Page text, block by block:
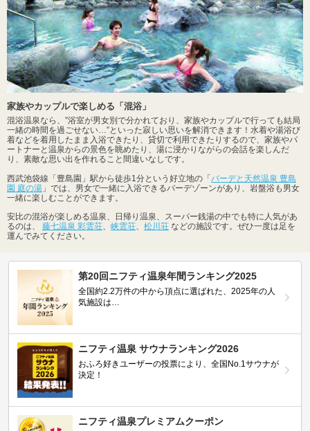
家族やカップルで楽しめる「混浴」
混浴温泉なら、”浴室が男女別で分かれており、家族やカップルで行っても結局
一緒の時間を過ごせない…”といった寂しい思いを解消できます！水着や湯浴び
着などを着用したまま入浴できたり、貸切で利用できたりするので、家族やパ
ートナーと温泉からの景色を眺めたり、湯に浸かりながらの会話を楽しんだ
り、素敵な思い出を作れること間違いなしです。
西武池袋線「豊島園」駅から徒歩1分という好立地の「バーデと天然温泉 豊島
園 庭の湯 」では、男女で一緒に入浴できるバーデゾーンがあり、岩盤浴も男女
一緒に楽しむことができます。
安比の混浴が楽しめる温泉、日帰り温泉、スーパー銭湯の中でも特に人気があ
るのは、 藤七温泉 彩雲荘 峡雲荘 松川荘 などの施設です。ぜひ一度は足を
運んでみてください。
第20回ニフティ温泉年間ランキング2025
全国約2.2万件の中から頂点に選ばれた、2025年の人
気施設は…
ニフティ温泉 サウナランキング2026
おふろ好きユーザーの投票により、全国No.1サウナが
決定！
ニフティ温泉プレミアムクーポン